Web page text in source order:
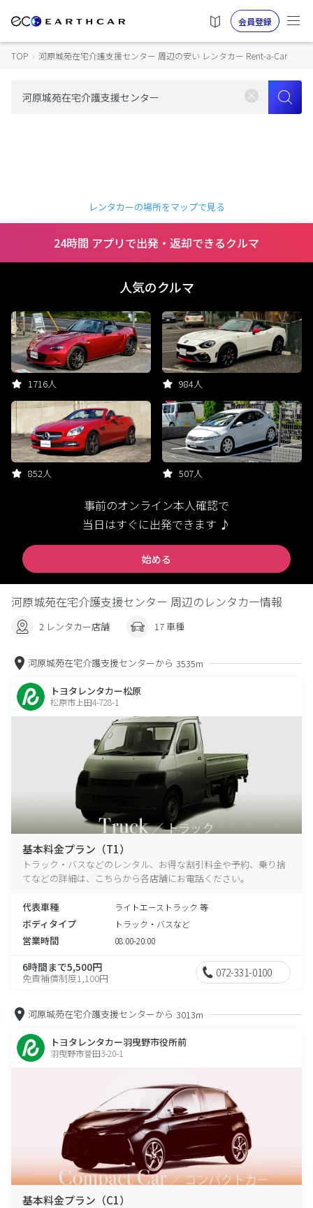
会員登録
TOP › 河原城苑在宅介護支援センター 周辺の安い レンタカー Rent-a-Car
レンタカーの場所をマップで見る
24時間 アプリで出発・返却できるクルマ
人気のクルマ
1716人 984人
852人 507人
事前のオンライン本人確認で
当日はすぐに出発できます ♪
始める
河原城苑在宅介護支援センター 周辺のレンタカー情報
2 レンタカー店舗 17 車種
河原城苑在宅介護支援センターから 3535m
トヨタレンタカー松原
松原市上田4-728-1
基本料金プラン（T1）
トラック・バスなどのレンタル、お得な割引料金や予約、乗り捨
てなどの詳細は、こちらから各店舗にお電話ください。
代表車種 ライトエーストラック 等
ボディタイプ トラック・バスなど
営業時間 08:00-20:00
6時間まで5,500円
免責補償制度1,100円 072-331-0100
河原城苑在宅介護支援センターから 3013m
トヨタレンタカー羽曳野市役所前
羽曳野市誉田3-20-1
基本料金プラン（C1）